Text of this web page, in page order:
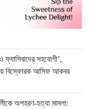
ফ্যাসিবাদের সহযোগী’,
বিস্ফোরক আসিফ আকবর
অপহরণ-হত্যা মামলা: